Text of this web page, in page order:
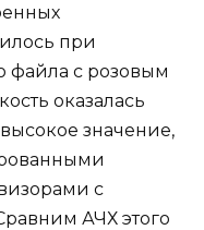
при
файла с розовым
оказалась
значение,
с
АЧХ этого